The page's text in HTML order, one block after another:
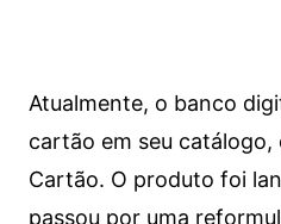
Atualmente, o banco
cartão em seu
Cartão. O produto foi
passou por uma